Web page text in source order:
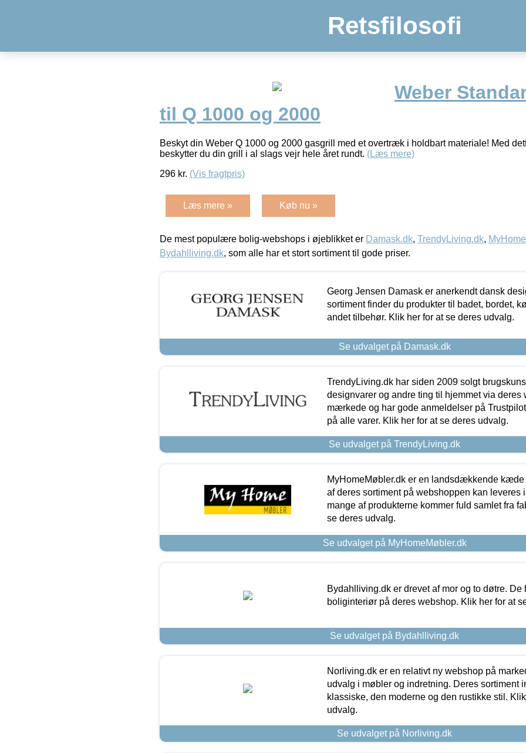
Retsfilosofi
Weber
til Q 1000 og 2000
Beskyt din Weber Q 1000 og 2000 gasgrill med et overtræk i holdbart materiale! Med
beskytter du din grill i al slags vejr hele året rundt. (Læs mere)
296 kr. (Vis fragtpris)
Læs mere » Køb nu »
De mest populære bolig-webshops i øjeblikket er Damask.dk, TrendyLiving.dk,
Bydahlliving.dk, som alle har et stort sortiment til gode priser.
Georg Jensen Damask er anerkendt dansk
sortiment finder du produkter til badet, bordet,
andet tilbehør. Klik her for at se deres udvalg.
Se udvalget på Damask.dk
TrendyLiving.dk har siden 2009 solgt
designvarer og andre ting til hjemmet via deres
mærkede og har gode anmeldelser på
på alle varer. Klik her for at se deres udvalg.
Se udvalget på TrendyLiving.dk
MyHomeMøbler.dk er en landsdækkende kæde
af deres sortiment på webshoppen kan leveres
mange af produkterne kommer fuld samlet fra
se deres udvalg.
Se udvalget på MyHomeMøbler.dk
Bydahlliving.dk er drevet af mor og to døtre. De
boliginteriør på deres webshop. Klik her for at
Se udvalget på Bydahlliving.dk
Norliving.dk er en relativt ny webshop på
udvalg i møbler og indretning. Deres sortiment
klassiske, den moderne og den rustikke stil.
udvalg.
Se udvalget på Norliving.dk